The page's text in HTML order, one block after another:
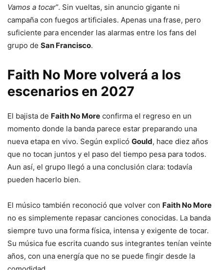
Vamos a tocar”. Sin vueltas, sin anuncio gigante ni
campaña con fuegos artificiales. Apenas una frase, pero
suficiente para encender las alarmas entre los fans del
grupo de San Francisco.
Faith No More volverá a los
escenarios en 2027
El bajista de Faith No More confirma el regreso en un
momento donde la banda parece estar preparando una
nueva etapa en vivo. Según explicó Gould, hace diez años
que no tocan juntos y el paso del tiempo pesa para todos.
Aun así, el grupo llegó a una conclusión clara: todavía
pueden hacerlo bien.
El músico también reconoció que volver con Faith No More
no es simplemente repasar canciones conocidas. La banda
siempre tuvo una forma física, intensa y exigente de tocar.
Su música fue escrita cuando sus integrantes tenían veinte
años, con una energía que no se puede fingir desde la